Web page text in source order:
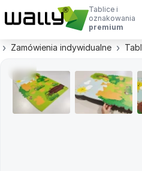
Tablice i
oznakowania
premium
Zamówienia indywidualne